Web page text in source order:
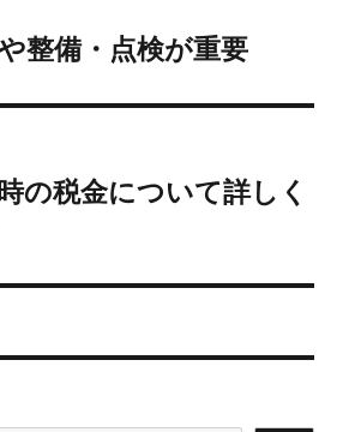
整備・点検が重要
の税金について詳しく